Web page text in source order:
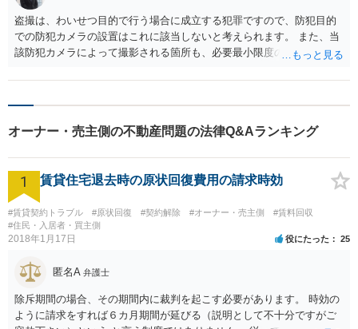
盗撮は、わいせつ目的で行う場合に成立する犯罪ですので、防犯目的
での防犯カメラの設置はこれに該当しないと考えられます。 また、当
該防犯カメラによって撮影される箇所も、必要最小限度の範囲に限定
とも、隣家の庭が撮影範囲に含まれており、それについて隣人の承認
オーナー・売主側の不動産問題の法律Q&Aランキング
1 賃貸住宅退去時の原状回復費用の請求時効
#賃貸契約トラブル #原状回復 #契約解除 #オーナー・売主側
#賃料回収
#住民・入居者・買主側
2018年1月17日 役にたった 25
匿名A 弁護士
除斥期間の場合、その期間内に裁判を起こす必要があります。 時効の
ように請求をすれば６カ月期間が延びる（説明として不十分ですがご